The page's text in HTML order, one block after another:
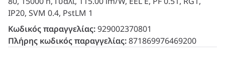
IP20, SVM 0.4, PstLM 1
Κωδικός παραγγελίας:929002370801
Πλήρης κωδικός παραγγελίας:871869976469200